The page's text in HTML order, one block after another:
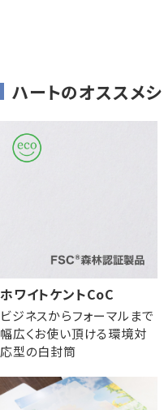
ハートのオススメ
ホワイトケントCoC
ビジネスからフォーマルまで
幅広くお使い頂ける環境対
応型の白封筒